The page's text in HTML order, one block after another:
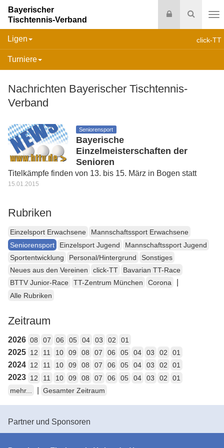
Suche
Login
Bayerischer
Tischtennis-Verband
click-TT
Ligen
Turniere
Nachrichten Bayerischer Tischtennis-
Verband
Seniorensport
Bayerische
Einzelmeisterschaften der
Senioren
Titelkämpfe finden von 13. bis 15. März in Bogen statt
15.01.2015
Rubriken
Einzelsport Erwachsene
Mannschaftssport Erwachsene
Seniorensport
Einzelsport Jugend
Mannschaftssport Jugend
Sportentwicklung
Personal/Hintergrund
Sonstiges
Neues aus den Vereinen
click-TT
Bavarian TT-Race
BTTV Junior-Race
TT-Zentrum München Corona
Alle Rubriken
Zeitraum
2026 08 07 06 05 04 03 02 01
2025 12 11 10 09 08 07 06 05 04 03 02 01
2024 12 11 10 09 08 07 06 05 04 03 02 01
2023 12 11 10 09 08 07 06 05 04 03 02
01
mehr...
Gesamter Zeitraum
Partner und Sponsoren